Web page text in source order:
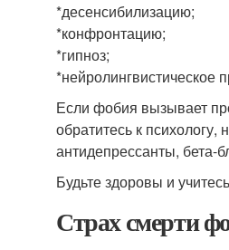
*десенсибилизацию;
*конфронтацию;
*гипноз;
*нейролингвистическое
Если фобия вызывает
обратитесь к
антидепрессанты, бета-
Будьте здоровы и
Страх смерти